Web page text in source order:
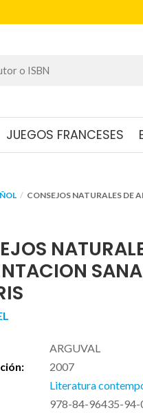
JUEGOS FRANCESES
CONSEJOS NATURALES DE
ARGUVAL
2007
Literatura
978-84-96435-94-